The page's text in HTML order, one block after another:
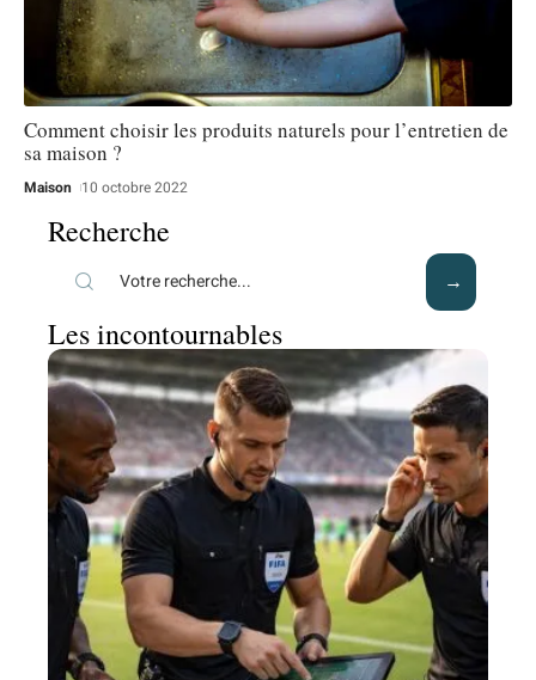
Comment choisir les produits naturels pour l’entretien de
sa maison ?
Maison 10 octobre 2022
Recherche
Les incontournables